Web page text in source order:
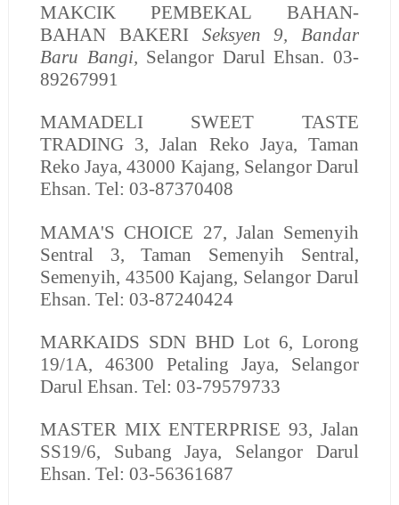
MAKCIK PEMBEKAL BAHAN-
BAHAN BAKERI
Seksyen 9, Bandar
Baru Bangi, Selangor Darul Ehsan. 03-
89267991
MAMADELI SWEET TASTE
TRADING3, Jalan Reko Jaya, Taman
Reko Jaya, 43000 Kajang, Selangor Darul
Ehsan. Tel: 03-87370408
MAMA'S CHOICE 27, Jalan Semenyih
Sentral 3, Taman Semenyih Sentral,
Semenyih, 43500 Kajang, Selangor Darul
Ehsan. Tel: 03-87240424
MARKAIDS SDN BHDLot 6, Lorong
19/1A, 46300 Petaling Jaya, Selangor
Darul Ehsan. Tel: 03-79579733
MASTER MIX ENTERPRISE 93, Jalan
SS19/6, Subang Jaya, Selangor Darul
Ehsan. Tel: 03-56361687